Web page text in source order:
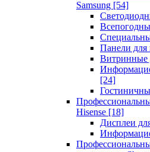
Samsung [54]
Панели для
Витринные
[24]
Hisense [18]
Дисплеи